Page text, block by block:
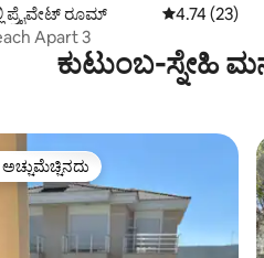
ಪ್ರೈವೇಟ್ ರೂಮ್ 5 ರಲ್ಲಿ 4.74
4.74 (23)
Apart 3
ಕುಟುಂಬ-ಸ್ನೇಹಿ
ಹೆಚ್ಚು ಅಚ್ಚುಮೆಚ್ಚಿನದು